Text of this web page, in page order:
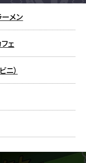
メン
ェ
）